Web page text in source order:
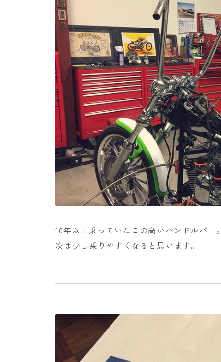
10年以上乗っていたこの高いハンドルバー
次は少し乗りやすくなると思います。